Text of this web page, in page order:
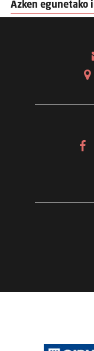
Azken egunetako